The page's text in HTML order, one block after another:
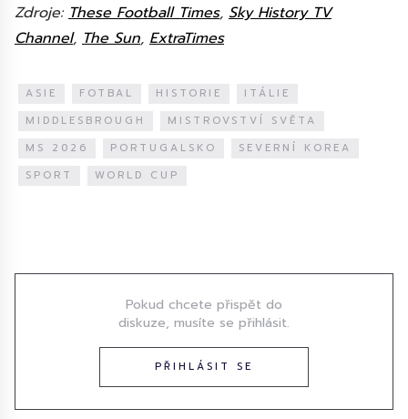
Zdroje: These Football Times, Sky History TV
Channel, The Sun, ExtraTimes
ASIE FOTBAL HISTORIE
ITÁLIE
MIDDLESBROUGH
MISTROVSTVÍ SVĚTA
MS 2026
PORTUGALSKO
SEVERNÍ KOREA
SPORT
WORLD CUP
Pokud chcete přispět do
diskuze, musíte se přihlásit.
PŘIHLÁSIT SE